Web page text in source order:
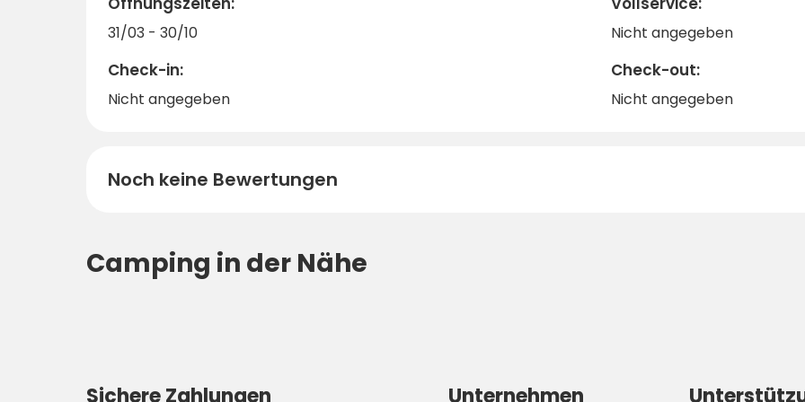
31/03 - 30/10 Nicht angegeben
Check-in:
Nicht angegeben
Check-out:
Nicht angegeben
Noch keine Bewertungen
Camping in der Nähe
Sichere Zahlungen Unternehmen